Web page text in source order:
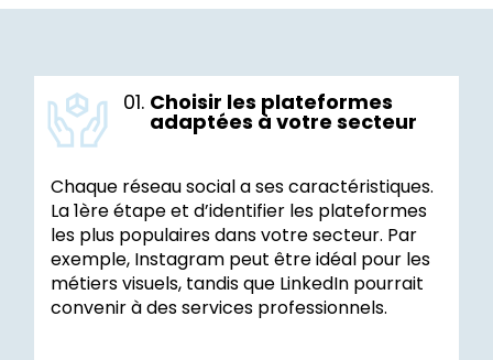
01. Choisir les plateformes
adaptées à votre secteur
Chaque réseau social a ses caractéristiques.
La 1ère étape et d’identifier les plateformes
les plus populaires dans votre secteur. Par
exemple, Instagram peut être idéal pour les
métiers visuels, tandis que LinkedIn pourrait
convenir à des services professionnels.